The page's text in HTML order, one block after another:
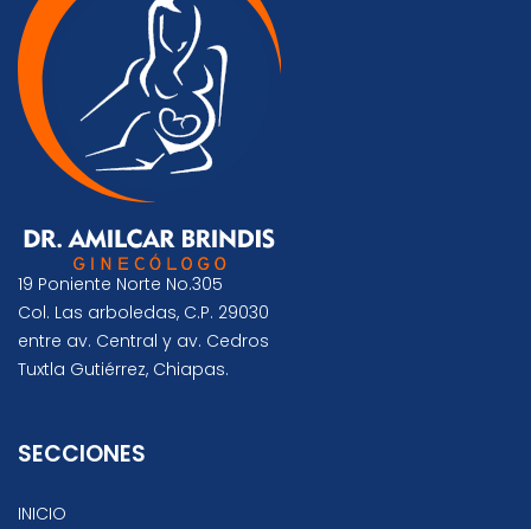
19 Poniente Norte No.305
Col. Las arboledas, C.P. 29030
entre av. Central y av. Cedros
Tuxtla Gutiérrez, Chiapas.
SECCIONES
INICIO